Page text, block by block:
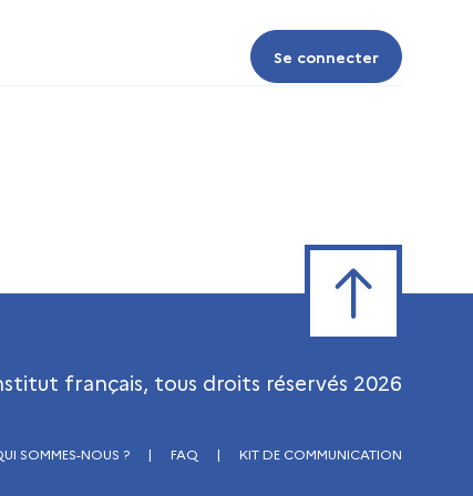
Se connecter
Se connecter
français, tous droits réservés 2026
SOMMES-NOUS ? | FAQ | KIT DE COMMUNICATION